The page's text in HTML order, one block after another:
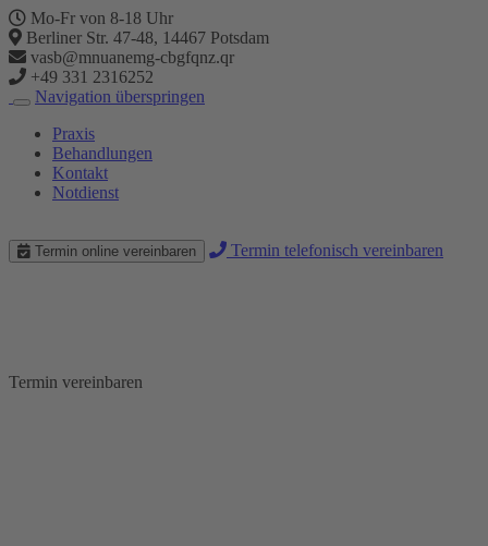
Mo-Fr von 8-18 Uhr
Berliner Str. 47-48, 14467 Potsdam
vasb@mnuanemg-cbgfqnz.qr
+49 331 2316252
Navigation überspringen
Praxis
Behandlungen
Kontakt
Notdienst
Termin online vereinbaren Termin telefonisch vereinbaren
Termin vereinbaren